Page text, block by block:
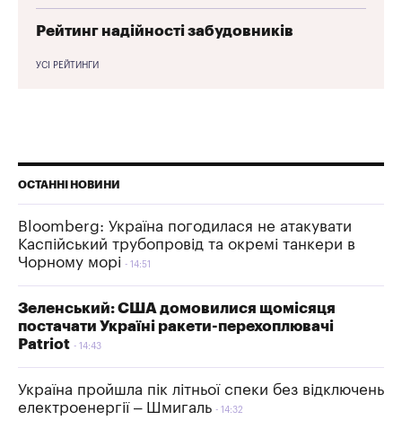
Рейтинг надійності забудовників
УСІ РЕЙТИНГИ
ОСТАННІ НОВИНИ
Bloomberg: Україна погодилася не атакувати
Каспійський трубопровід та окремі танкери в
Чорному морі
14:51
Зеленський: США домовилися щомісяця
постачати Україні ракети-перехоплювачі
Patriot
14:43
Україна пройшла пік літньої спеки без відключень
електроенергії – Шмигаль
14:32